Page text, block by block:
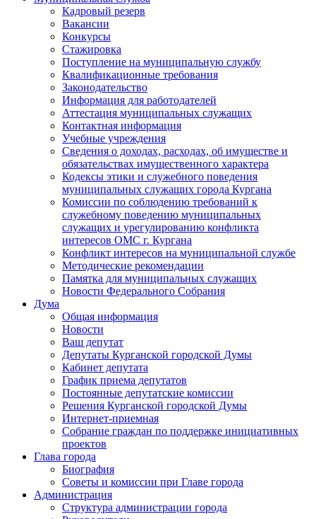
Кадровый резерв
Вакансии
Конкурсы
Стажировка
Поступление на муниципальную службу
Квалификационные требования
Законодательство
Информация для работодателей
Аттестация муниципальных служащих
Контактная информация
Учебные учреждения
Сведения о доходах, расходах, об имуществе и
обязательствах имущественного характера
Кодексы этики и служебного поведения
муниципальных служащих города Кургана
Комиссии по соблюдению требований к
служебному поведению муниципальных
служащих и урегулированию конфликта
интересов ОМС г. Кургана
Конфликт интересов на муниципальной службе
Методические рекомендации
Памятка для муниципальных служащих
Новости Федерального Cобрания
Дума
Общая информация
Новости
Ваш депутат
Депутаты Курганской городской Думы
Кабинет депутата
График приема депутатов
Постоянные депутатские комиссии
Решения Курганской городской Думы
Интернет-приемная
Собрание граждан по поддержке инициативных
проектов
Глава города
Биография
Советы и комиссии при Главе города
Администрация
Структура администрации города